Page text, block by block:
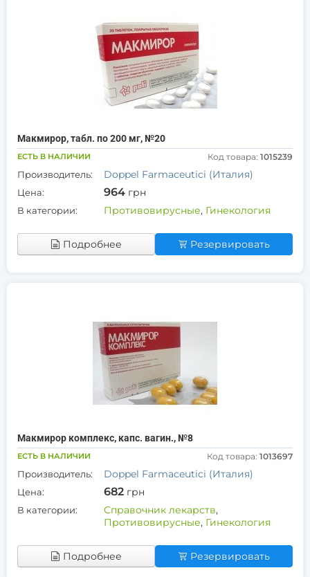
Макмирор, табл. по 200 мг, №20
ЕСТЬ В НАЛИЧИИ Код товара: 1015239
Производитель: Doppel Farmaceutici (Италия)
Цена: 964 грн
В категории: Противовирусные, Гинекология
Подробнее Резервировать
Макмирор комплекс, капс. вагин., №8
ЕСТЬ В НАЛИЧИИ Код товара: 1013697
Производитель: Doppel Farmaceutici (Италия)
Цена: 682 грн
В категории: Справочник лекарств,
Противовирусные, Гинекология
Подробнее Резервировать